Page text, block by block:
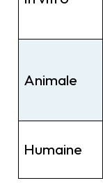
Animale
Humaine